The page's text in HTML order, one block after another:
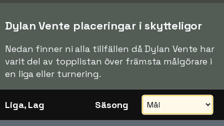
Dylan Vente placeringar i skytteligor
Nedan finner ni alla tillfällen då Dylan Vente har
varit del av topplistan över främsta målgörare i
en liga eller turnering.
Liga, Lag Säsong